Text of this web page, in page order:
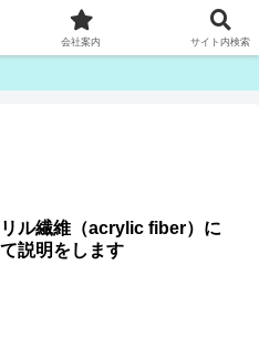
は津田産業直販部です
ル繊維（acrylic fiber）に
説明をします
会社案内 サイト内検索